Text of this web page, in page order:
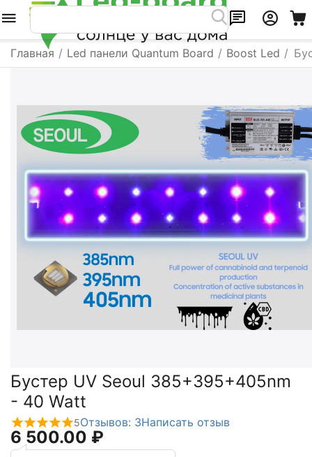
Главная / Led панели Quantum Board / Boost Led /
Бустер UV Seoul 385+395+405nm
- 40 Watt
5Отзывов: 3Написать отзыв
6 500.00 ₽